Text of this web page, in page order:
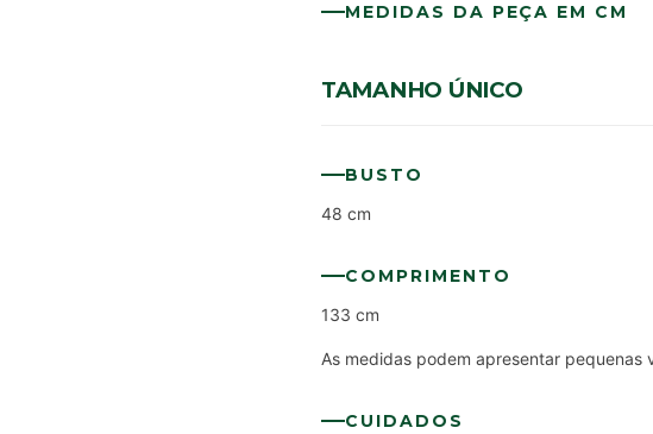
MEDIDAS DA PEÇA EM CM
TAMANHO ÚNICO
BUSTO
48 cm
COMPRIMENTO
133 cm
As medidas podem apresentar
CUIDADOS